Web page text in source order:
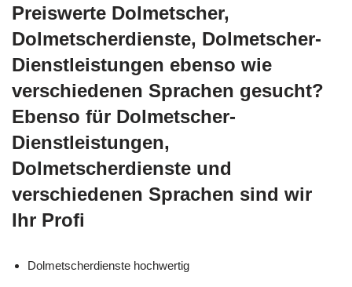
Preiswerte Dolmetscher,
Dolmetscherdienste, Dolmetscher-
Dienstleistungen ebenso wie
verschiedenen Sprachen gesucht?
Ebenso für Dolmetscher-
Dienstleistungen,
Dolmetscherdienste und
verschiedenen Sprachen sind wir
Ihr Profi
Dolmetscherdienste hochwertig